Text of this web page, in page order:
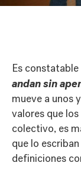
Es constatable
andan sin
mueve a unos
valores que
colectivo, es
que lo
definiciones